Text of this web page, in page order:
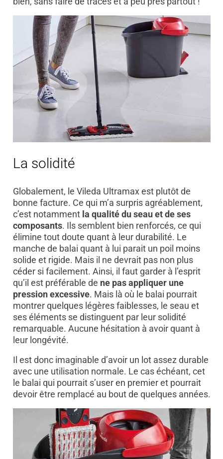
La solidité
Globalement, le Vileda Ultramax est plutôt de
bonne facture. Ce qui m’a surpris agréablement,
c’est notamment la qualité du seau et de ses
composants. Ils semblent bien renforcés, ce qui
élimine tout doute quant à leur durabilité. Le
manche de balai quant à lui parait un poil moins
solide et rigide. Mais il ne devrait pas non plus
céder si facilement. Ainsi, il faut garder à l’esprit
qu’il est préférable de ne pas appliquer une
pression excessive. Mais là où le balai pourrait
montrer quelques légères faiblesses, le seau et
ses éléments se distinguent par leur solidité
remarquable. Aucune hésitation à avoir quant à
leur longévité.
Il est donc imaginable d’avoir un lot assez durable
avec une utilisation normale. Le cas échéant, cet
le balai qui pourrait s’user en premier et pourrait
devoir être remplacé au bout de quelques années.